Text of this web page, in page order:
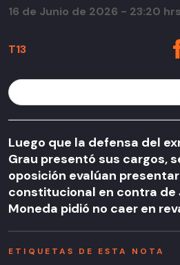
T13
16 de Junio de 2026 - 23:20
Luego que la defensa del
Grau presentó sus cargos,
oposición evalúan
constitucional en contra de
Moneda pidió no caer en
ETIQUETAS DE ESTA NOTA